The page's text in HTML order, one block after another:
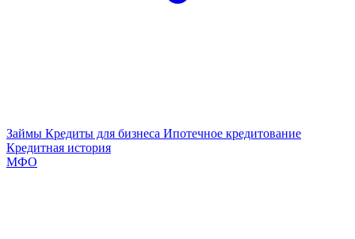
Займы Кредиты для бизнеса Ипотечное кредитование
Кредитная история
МФО